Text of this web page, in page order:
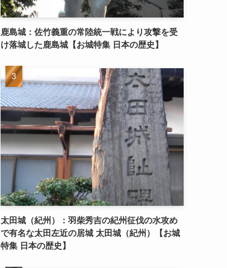
鹿島城：佐竹義重の常陸統一戦により攻撃を受
け落城した鹿島城【お城特集 日本の歴史】
太田城（紀州）：羽柴秀吉の紀州征伐の水攻め
で有名な太田左近の居城 太田城（紀州）【お城
特集 日本の歴史】